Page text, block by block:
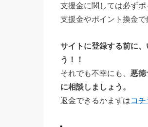
支援金に関しては必ず
支援金やポイント換金
サイトに登録する前に
う！！
それでも不幸にも、 悪
に相談しましょう。
返金できるかまずはコチ